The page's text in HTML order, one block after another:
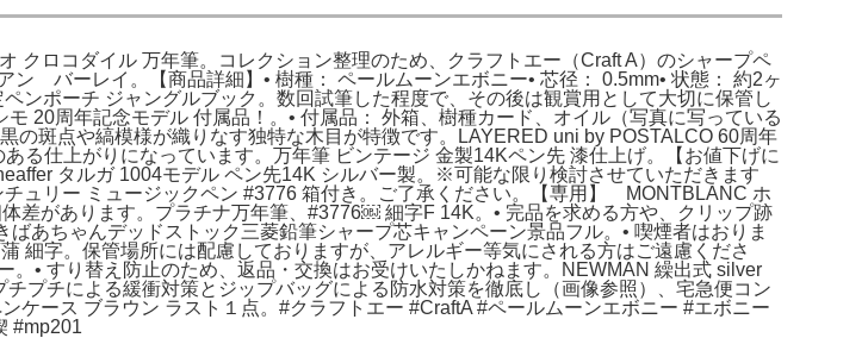
クロコダイル 万年筆。コレクション整理のため、クラフトエー（Craft A）のシャープペ
バーレイ。【商品詳細】• 樹種： ペールムーンエボニー• 芯径： 0.5mm• 状態： 約2ヶ
ンポーチ ジャングルブック。数回試筆した程度で、その後は観賞用として大切に保管し
20周年記念モデル 付属品！。• 付属品： 外箱、樹種カード、オイル（写真に写っている
の斑点や縞模様が織りなす独特な木目が特徴です。LAYERED uni by POSTALCO 60周年
る仕上がりになっています。万年筆 ビンテージ 金製14Kペン先 漆仕上げ。【お値下げに
タルガ 1004モデル ペン先14K シルバー製。※可能な限り検討させていただきます
ュリー ミュージックペン #3776 箱付き。ご了承ください。【専用】 MONTBLANC ホ
差があります。プラチナ万年筆、#3776￼ 細字F 14K。• 完品を求める方や、クリップ跡
あちゃんデッドストック三菱鉛筆シャープ芯キャンペーン景品フル。• 喫煙者はおりま
細字。保管場所には配慮しておりますが、アレルギー等気にされる方はご遠慮くださ
• すり替え防止のため、返品・交換はお受けいたしかねます。NEWMAN 繰出式 silver
プチによる緩衝対策とジップバッグによる防水対策を徹底し（画像参照）、宅急便コン
ース ブラウン ラスト１点。#クラフトエー #CraftA #ペールムーンエボニー #エボニー
#mp201